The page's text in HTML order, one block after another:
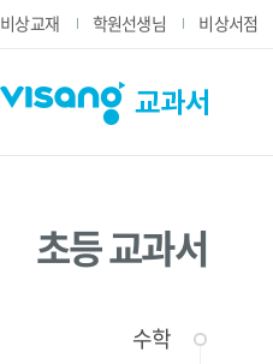
비상교재 학원선생님 비상서점
초등 교과서
수학